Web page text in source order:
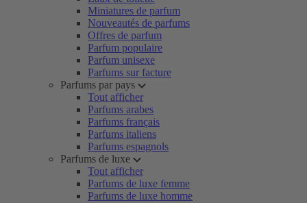
Miniatures de parfum
Nouveautés de parfums
Offres de parfum
Parfum populaire
Parfum unisexe
Parfums sur facture
Parfums par pays
Tout afficher
Parfums arabes
Parfums français
Parfums italiens
Parfums espagnols
Parfums de luxe
Tout afficher
Parfums de luxe femme
Parfums de luxe homme